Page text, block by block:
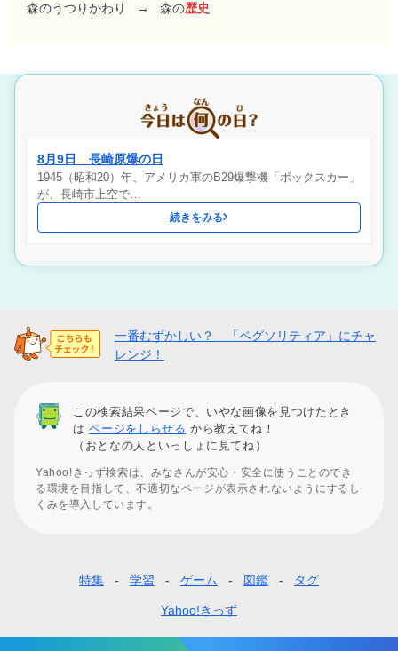
森のうつりかわり
→ 森の歴史
8月9日 長崎原爆の日
1945（昭和20）年、アメリカ軍のB29爆撃機「ボックスカー」
が、長崎市上空で…
続きをみる
一番むずかしい？ 「ペグソリティア」にチャ
レンジ！
この検索結果ページで、いやな画像を見つけたとき
はページをしらせる から教えてね！
（おとなの人といっしょに見てね）
Yahoo!きっず検索は、みなさんが安心・安全に使うことのでき
る環境を目指して、不適切なページが表示されないようにするし
くみを導入しています。
タ
特集 学習 ゲーム 図鑑 タグ
Yahoo!きっず